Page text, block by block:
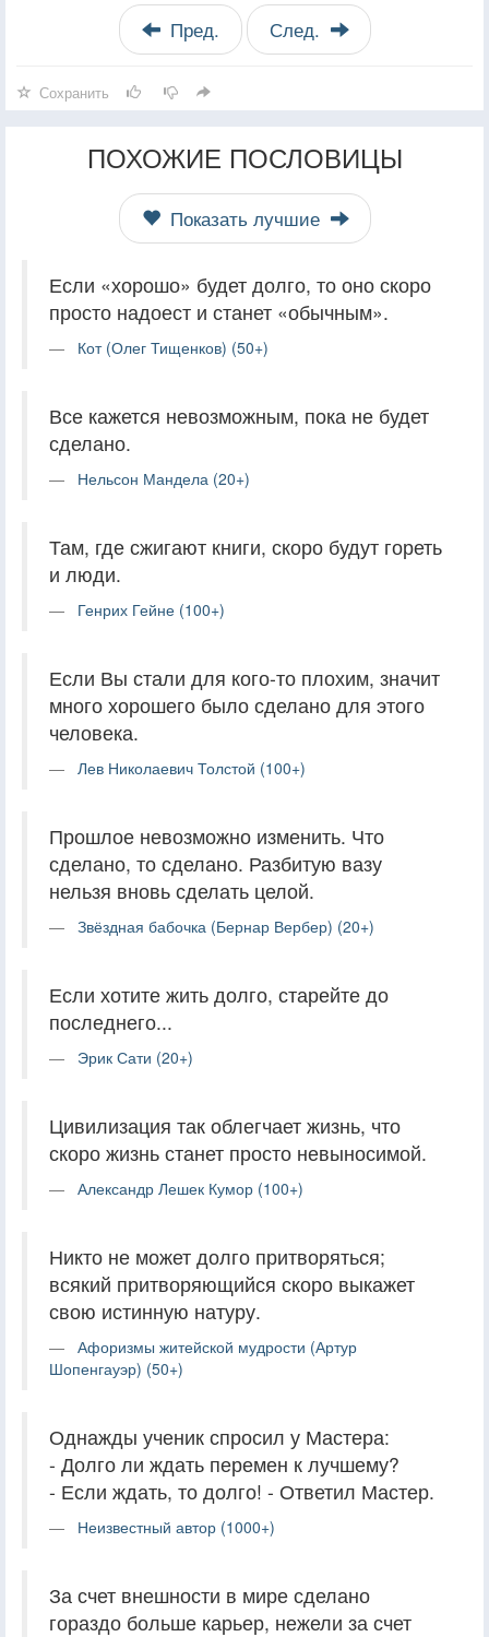
Пред. След.
Сохранить
ПОХОЖИЕ ПОСЛОВИЦЫ
Показать лучшие
Если «хорошо» будет долго, то оно скоро
просто надоест и станет «обычным».
Кот (Олег Тищенков) (50+)
Все кажется невозможным, пока не будет
сделано.
Нельсон Мандела (20+)
Там, где сжигают книги, скоро будут гореть
и люди.
Генрих Гейне (100+)
Если Вы стали для кого-то плохим, значит
много хорошего было сделано для этого
человека.
Лев Николаевич Толстой (100+)
Прошлое невозможно изменить. Что
сделано, то сделано. Разбитую вазу
нельзя вновь сделать целой.
Звёздная бабочка (Бернар Вербер) (20+)
Если хотите жить долго, старейте до
последнего...
Эрик Сати (20+)
Цивилизация так облегчает жизнь, что
скоро жизнь станет просто невыносимой.
Александр Лешек Кумор (100+)
Никто не может долго притворяться;
всякий притворяющийся скоро выкажет
свою истинную натуру.
Афоризмы житейской мудрости (Артур
Шопенгауэр) (50+)
Однажды ученик спросил у Мастера:
- Долго ли ждать перемен к лучшему?
- Если ждать, то долго! - Ответил Мастер.
Неизвестный автор (1000+)
За счет внешности в мире сделано
гораздо больше карьер, нежели за счет